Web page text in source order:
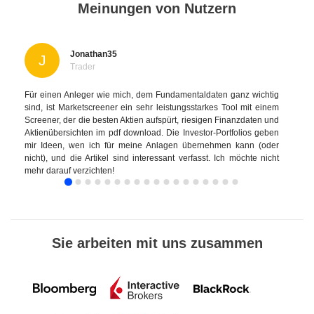
Meinungen von Nutzern
J
Jonathan35
Trader
Für einen Anleger wie mich, dem Fundamentaldaten ganz wichtig
sind, ist Marketscreener ein sehr leistungsstarkes Tool mit einem
Screener, der die besten Aktien aufspürt, riesigen Finanzdaten und
Aktienübersichten im pdf download. Die Investor-Portfolios geben
mir Ideen, wen ich für meine Anlagen übernehmen kann (oder
nicht), und die Artikel sind interessant verfasst. Ich möchte nicht
mehr darauf verzichten!
Sie arbeiten mit uns zusammen